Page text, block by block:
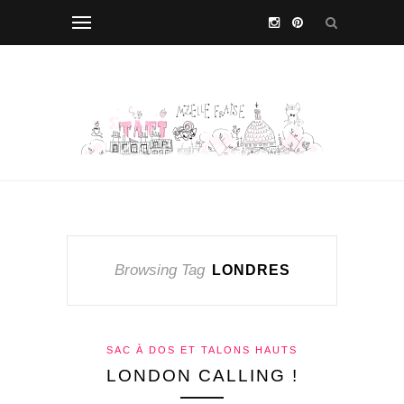
Browsing Tag LONDRES
SAC À DOS ET TALONS HAUTS
LONDON CALLING !